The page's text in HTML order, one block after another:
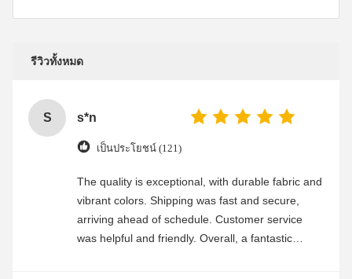
รีวิวทั้งหมด
S s*n
เป็นประโยชน์ (121)
The quality is exceptional, with durable fabric and
vibrant colors. Shipping was fast and secure,
arriving ahead of schedule. Customer service
was helpful and friendly. Overall, a fantastic